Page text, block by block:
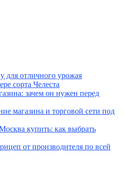
для отличного урожая
сорта Челеста
зачем он нужен перед
магазина и торговой сети под
купить: как выбрать
от производителя по всей